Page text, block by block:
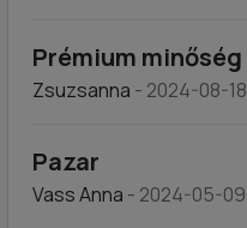
Prémium minőség
Zsuzsanna - 2024-08-18
Pazar
Vass Anna - 2024-05-09